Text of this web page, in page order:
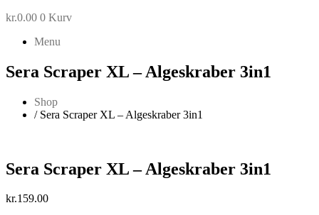
kr.0.00 0 Kurv
Menu
Sera Scraper XL – Algeskraber 3in1
Shop
/ Sera Scraper XL – Algeskraber 3in1
Sera Scraper XL – Algeskraber 3in1
kr.159.00